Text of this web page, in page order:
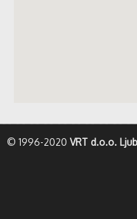
© 1996-2020 VRT d.o.o.